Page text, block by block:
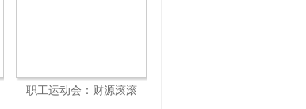
职工运动会：财源滚滚